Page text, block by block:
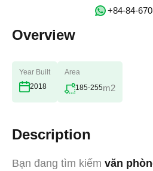
‭+84-84-
Overview
Year Built
2018
Area
185-255m2
Description
Bạn đang tìm kiếm văn